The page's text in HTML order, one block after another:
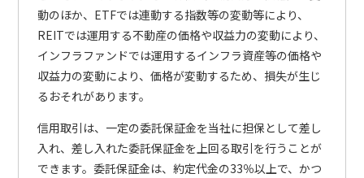
動のほか、ETFでは連動する指数等の変動等により、
REITでは運用する不動産の価格や収益力の変動により、
インフラファンドでは運用するインフラ資産等の価格や
収益力の変動により、価格が変動するため、損失が生じ
るおそれがあります。
信用取引は、一定の委託保証金を当社に担保として差し
入れ、差し入れた委託保証金を上回る取引を行うことが
できます。委託保証金は、約定代金の33％以上で、かつ